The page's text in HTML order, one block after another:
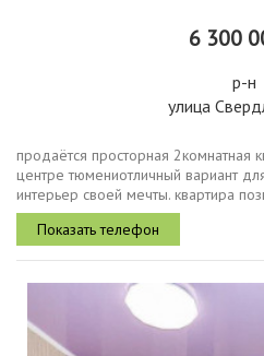
6 300
р-н
улица
продаётся просторная 2комнатная
центре тюмениотличный вариант
интерьер своей мечты. квартира
своему вкусу и воплотить любые
расположен в...